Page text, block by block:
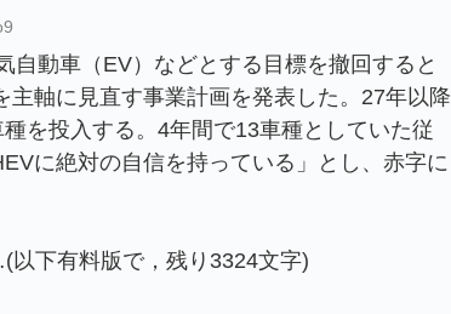
動車（EV）などとする目標を撤回すると
軸に見直す事業計画を発表した。27年以降
を投入する。4年間で13車種としていた従
に絶対の自信を持っている」とし、赤字に
下有料版で，残り3324文字)